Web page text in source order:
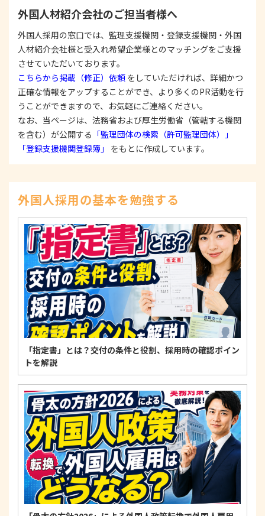
する際は、本人が同意を与えた利用目的の範囲内
で、適法にこれを行います。
2. 安全対策の実施について
個人情報の正確性およびその利用の安全性を確保す
るため、情報セキュリティ対策を始めとする安全措
置を構築し、個人情報への不正アクセス、個人情報
の漏洩、滅失または毀損等の的確な防止とセキュリ
ティの是正に努めます。
3. 苦情および相談等に対する適正な対応について
本人からの苦情および相談があった場合には、適切
示、訂正、削除、または利用もしくは提供の停止等
を求められたときは、適法かつ遅滞なく応じます。
4. 法令・指針・規範の遵守について
適正な個人情報保護の実現のため、個人情報の取扱
いに関する法令、国が定める指針およびその他の規
範を遵守します。
個人情報に関するお問い合わせ窓口
〒125-0061東京都葛飾区亀有3-21-11 藍ビル202
TEL：0120-550-580
株式会社 アルフォース･ワン 個人情報保護担当
外国人材紹介会社のご担当者様へ
外国人採用の窓口では、監理支援機関・登録支援機関・外国
人材紹介会社様と受入れ希望企業様とのマッチングをご支援
させていただいております。
こちらから掲載（修正）依頼 をしていただければ、詳細かつ
正確な情報をアップすることができ、より多くのPR活動を行
うことができますので、お気軽にご連絡ください。
なお、当ページは、法務省および厚生労働省（管轄する機関
を含む）が公開する 「監理団体の検索（許可監理団体）」
「登録支援機関登録簿」
をもとに作成しています。
外国人採用の基本を勉強する
「指定書」とは？交付の条件と役割、採用時の確認ポイン
トを解説